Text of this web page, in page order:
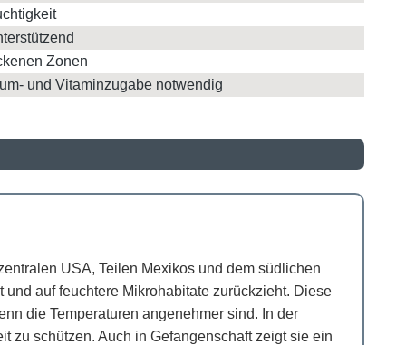
Zonen
und Vitaminzugabe notwendig
USA, Teilen Mexikos und dem südlichen
auf feuchtere Mikrohabitate zurückzieht. Diese
die Temperaturen angenehmer sind. In der
zu schützen. Auch in Gefangenschaft zeigt sie ein